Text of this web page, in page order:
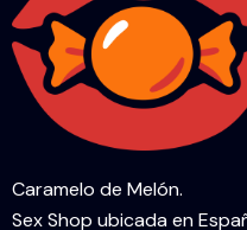
Caramelo de Melón.
Sex Shop ubicada en